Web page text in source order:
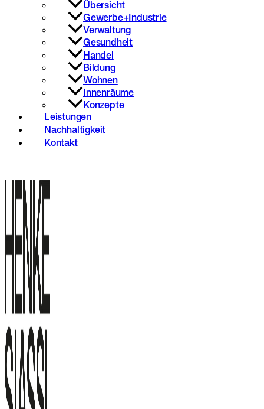
Übersicht
Gewerbe+Industrie
Verwaltung
Gesundheit
Handel
Bildung
Wohnen
Innenräume
Konzepte
Leistungen
Nachhaltigkeit
Kontakt